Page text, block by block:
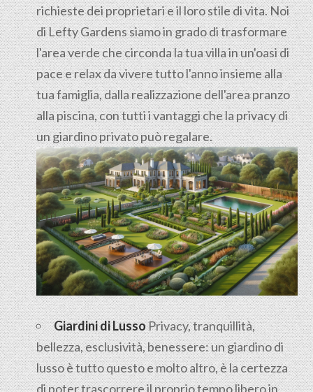
richieste dei proprietari e il loro stile di vita. Noi
di Lefty Gardens siamo in grado di trasformare
l'area verde che circonda la tua villa in un'oasi di
pace e relax da vivere tutto l'anno insieme alla
tua famiglia, dalla realizzazione dell'area pranzo
alla piscina, con tutti i vantaggi che la privacy di
un giardino privato può regalare.
Giardini di LussoPrivacy, tranquillità,
bellezza, esclusività, benessere: un giardino di
lusso è tutto questo e molto altro, è la certezza
di poter trascorrere il proprio tempo libero in